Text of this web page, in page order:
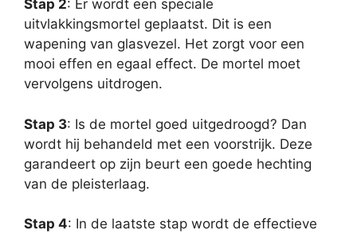
Stap 2: Er wordt een speciale
uitvlakkingsmortel geplaatst. Dit is een
wapening van glasvezel. Het zorgt voor een
mooi effen en egaal effect. De mortel moet
vervolgens uitdrogen.
Stap 3: Is de mortel goed uitgedroogd? Dan
wordt hij behandeld met een voorstrijk. Deze
garandeert op zijn beurt een goede hechting
van de pleisterlaag.
Stap 4: In de laatste stap wordt de effectieve